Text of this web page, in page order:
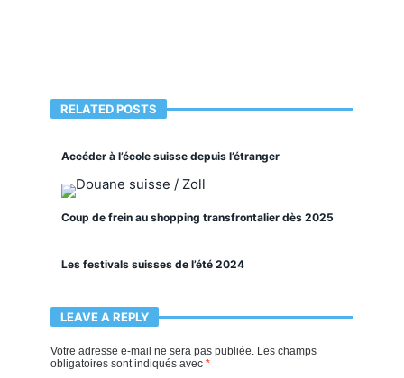
RELATED POSTS
Accéder à l’école suisse depuis l’étranger
Coup de frein au shopping transfrontalier dès 2025
Les festivals suisses de l’été 2024
LEAVE A REPLY
Votre adresse e-mail ne sera pas publiée. Les champs
obligatoires sont indiqués avec *